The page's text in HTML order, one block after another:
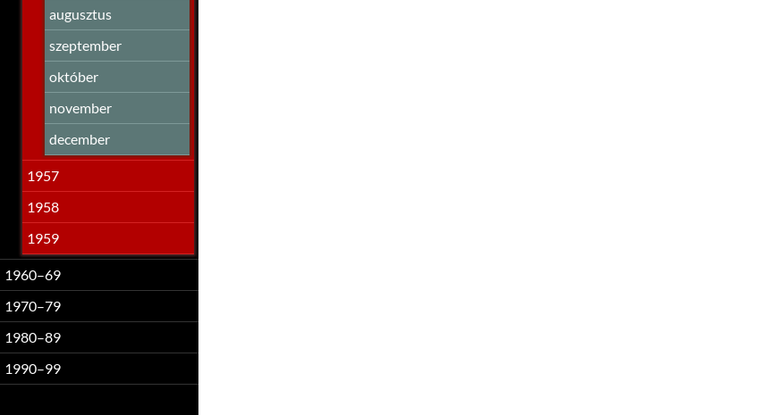
augusztus
szeptember
október
november
december
1957
1958
1959
1960–69
1970–79
1980–89
1990–99